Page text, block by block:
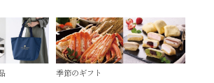
季節のギフト